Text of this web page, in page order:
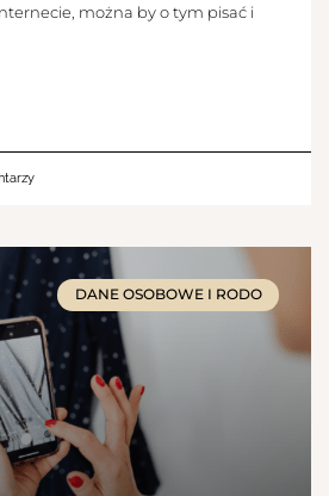
można by o tym pisać i
DANE OSOBOWE I RODO